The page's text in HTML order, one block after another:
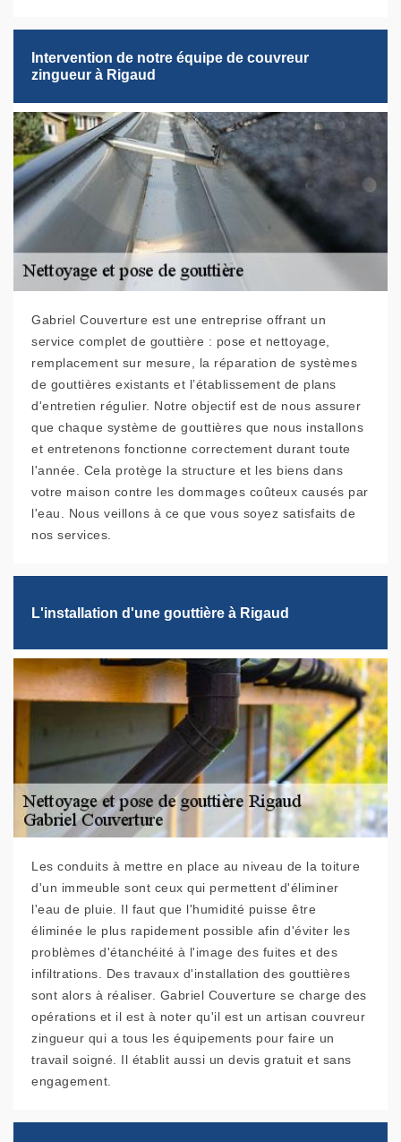
Intervention de notre équipe de couvreur
zingueur à Rigaud
Gabriel Couverture est une entreprise offrant un
service complet de gouttière : pose et nettoyage,
remplacement sur mesure, la réparation de systèmes
de gouttières existants et l’établissement de plans
d'entretien régulier. Notre objectif est de nous assurer
que chaque système de gouttières que nous installons
et entretenons fonctionne correctement durant toute
l'année. Cela protège la structure et les biens dans
votre maison contre les dommages coûteux causés par
l'eau. Nous veillons à ce que vous soyez satisfaits de
nos services.
L'installation d'une gouttière à Rigaud
Les conduits à mettre en place au niveau de la toiture
d'un immeuble sont ceux qui permettent d'éliminer
l'eau de pluie. Il faut que l'humidité puisse être
éliminée le plus rapidement possible afin d'éviter les
problèmes d'étanchéité à l'image des fuites et des
infiltrations. Des travaux d'installation des gouttières
sont alors à réaliser. Gabriel Couverture se charge des
opérations et il est à noter qu'il est un artisan couvreur
zingueur qui a tous les équipements pour faire un
travail soigné. Il établit aussi un devis gratuit et sans
engagement.